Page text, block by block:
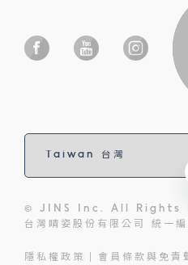
© JINS Inc. All Rights
台灣睛姿股份有限公司 統一
隱私權政策 會員條款與免責